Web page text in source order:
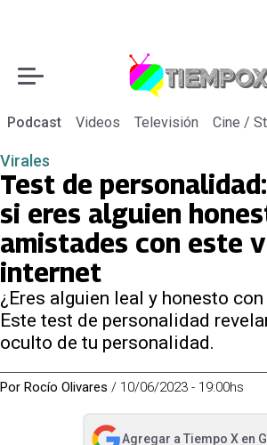
Podcast Videos Televisión Cine /
Virales
Test de
si eres alguien
amistades con este
internet
¿Eres alguien leal y honesto
Este test de personalidad
oculto de tu personalidad.
Por Rocío Olivares / 10/06/2023 - 19:00hs
Agregar a Tiempo Xen